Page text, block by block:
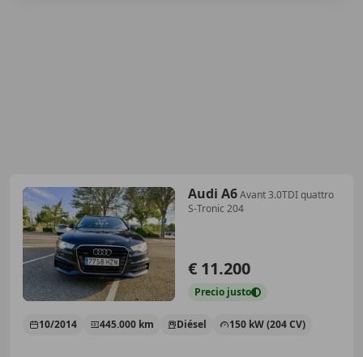
Audi A6Avant 3.0TDI quattro
S-Tronic 204
€ 11.200
Precio justo
10/2014 445.000 km Diésel 150 kW (204 CV)